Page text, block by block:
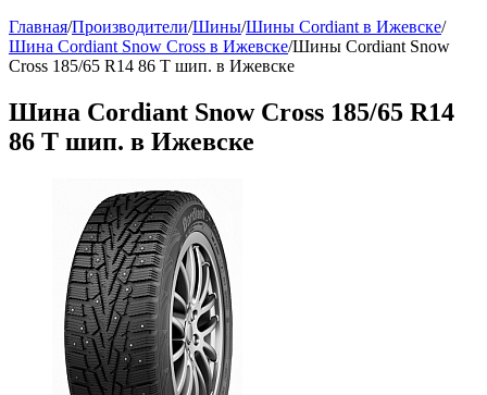
Главная/Производители/Шины/Шины Cordiant в Ижевске/
Шина Cordiant Snow Cross в Ижевске/Шины Cordiant Snow
Cross 185/65 R14 86 T шип. в Ижевске
Шина Cordiant Snow Cross 185/65 R14
86 T шип. в Ижевске